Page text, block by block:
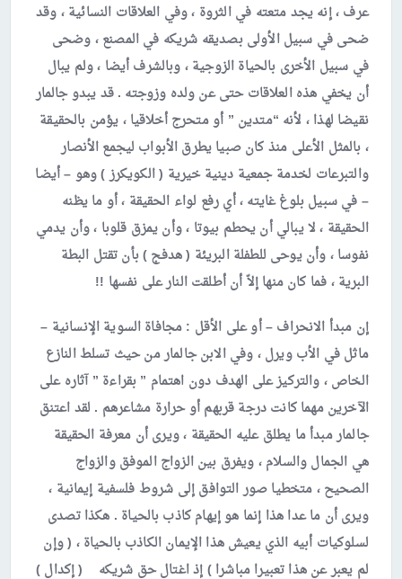
عرف ، إنه يجد متعته في الثروة ، وفي العلاقات النسائية ، وقد
ضحى في سبيل الأولى بصديقه شريكه في المصنع ، وضحى
في سبيل الأخرى بالحياة الزوجية ، وبالشرف أيضا ، ولم يبال
أن يخفي هذه العلاقات حتى عن ولده وزوجته . قد يبدو جالمار
نقيضا لهذا ، لأنه “متدين ” أو متحرج أخلاقيا ، يؤمن بالحقيقة
، بالمثل الأعلى منذ كان صبيا يطرق الأبواب ليجمع الأنصار
والتبرعات لخدمة جمعية دينية خيرية ( الكويكرز ) وهو – أيضا
– في سبيل بلوغ غايته ، أي رفع لواء الحقيقة ، أو ما يظنه
الحقيقة ، لا يبالي أن يحطم بيوتا ، وأن يمزق قلوبا ، وأن يدمي
نفوسا ، وأن يوحى للطفلة البريئة ( هدفج ) بأن تقتل البطة
البرية ، فما كان منها إلاّ أن أطلقت النار على نفسها !!
إن مبدأ الانحراف – أو على الأقل : مجافاة السوية الإنسانية –
ماثل في الأب ويرل ، وفي الابن جالمار من حيث تسلط النازع
الخاص ، والتركيز على الهدف دون اهتمام ” بقراءة ” آثاره على
الآخرين مهما كانت درجة قربهم أو حرارة مشاعرهم . لقد اعتنق
جالمار مبدأ ما يطلق عليه الحقيقة ، ويرى أن معرفة الحقيقة
هي الجمال والسلام ، ويفرق بين الزواج الموفق والزواج
الصحيح ، متخطيا صور التوافق إلى شروط فلسفية إيمانية ،
ويرى أن ما عدا هذا إنما هو إيهام كاذب بالحياة . هكذا تصدى
لسلوكيات أبيه الذي يعيش هذا الإيمان الكاذب بالحياة ، ( وإن
لم يعبر عن هذا تعبيرا مباشرا ) إذ اغتال حق شريكه ( إكدال )